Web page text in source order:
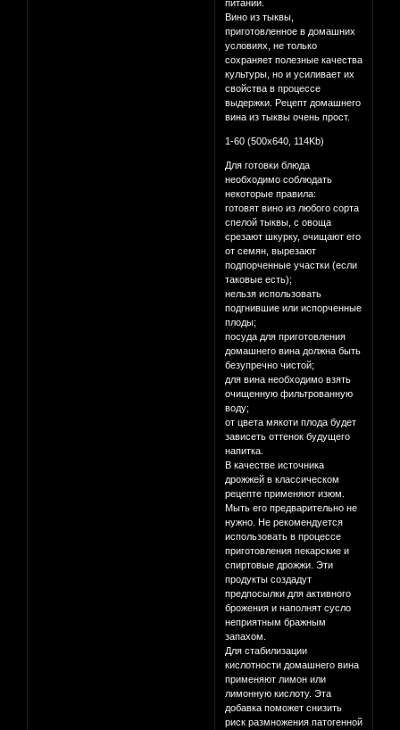
питании.
Вино из тыквы,
приготовленное в домашних
условиях, не только
сохраняет полезные качества
культуры, но и усиливает их
свойства в процессе
выдержки. Рецепт домашнего
вина из тыквы очень прост.
1-60 (500x640, 114Kb)
Для готовки блюда
необходимо соблюдать
некоторые правила:
готовят вино из любого сорта
спелой тыквы, с овоща
срезают шкурку, очищают его
от семян, вырезают
подпорченные участки (если
таковые есть);
нельзя использовать
подгнившие или испорченные
плоды;
посуда для приготовления
домашнего вина должна быть
безупречно чистой;
для вина необходимо взять
очищенную фильтрованную
воду;
от цвета мякоти плода будет
зависеть оттенок будущего
напитка.
В качестве источника
дрожжей в классическом
рецепте применяют изюм.
Мыть его предварительно не
нужно. Не рекомендуется
использовать в процессе
приготовления пекарские и
спиртовые дрожжи. Эти
продукты создадут
предпосылки для активного
брожения и наполнят сусло
неприятным бражным
запахом.
Для стабилизации
кислотности домашнего вина
применяют лимон или
лимонную кислоту. Эта
добавка поможет снизить
риск размножения патогенной